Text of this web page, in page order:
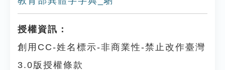
授權資訊：
創用CC-姓名標示-非商業性-禁止改作臺灣
3.0版授權條款